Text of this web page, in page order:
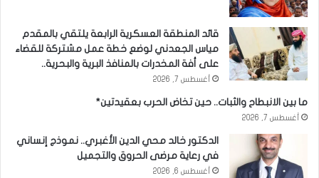
قائد المنطقة العسكرية الرابعة يلتقي بالمقدم
مياس الجعدني لوضع خطة عمل مشتركة للقضاء
على أفة المخدرات بالمنافذ البرية والبحرية..
أغسطس 7, 2026
ما بين الانبطاح والثبات.. حين تخاض الحرب بعقيدتين*
أغسطس 7, 2026
الدكتور خالد محي الدين الأغبري.. نموذج إنساني
في رعاية مرضى الحروق والتجميل
أغسطس 6, 2026